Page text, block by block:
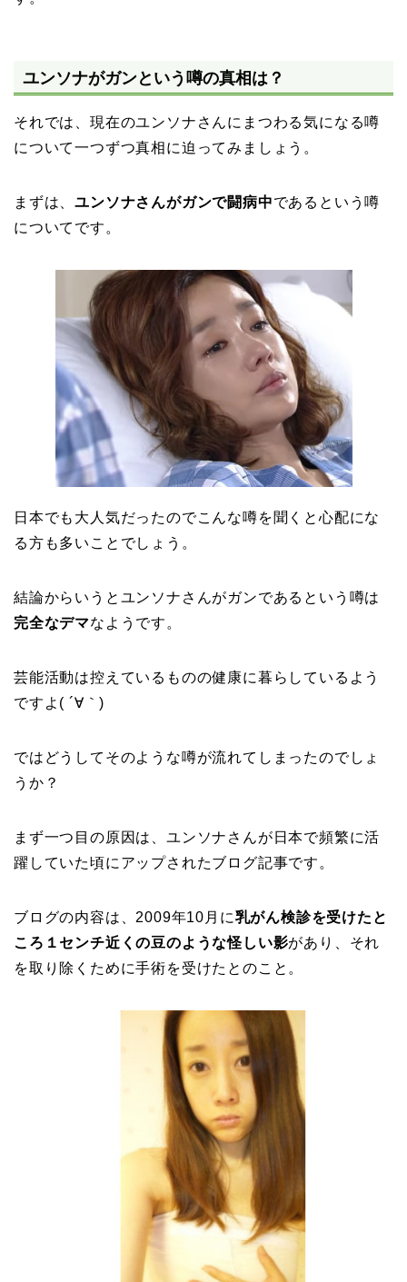
ユンソナがガンという噂の真相は？
それでは、現在のユンソナさんにまつわる気になる噂
について一つずつ真相に迫ってみましょう。
まずは、ユンソナさんがガンで闘病中であるという噂
についてです。
日本でも大人気だったのでこんな噂を聞くと心配にな
る方も多いことでしょう。
結論からいうとユンソナさんがガンであるという噂は
完全なデマなようです。
芸能活動は控えているものの健康に暮らしているよう
ですよ( ´∀｀)
ではどうしてそのような噂が流れてしまったのでしょ
うか？
まず一つ目の原因は、ユンソナさんが日本で頻繁に活
躍していた頃にアップされたブログ記事です。
ブログの内容は、2009年10月に乳がん検診を受けたと
ころ１センチ近くの豆のような怪しい影があり、それ
を取り除くために手術を受けたとのこと。